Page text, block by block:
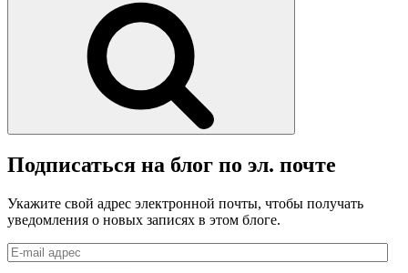
Подписаться на блог по эл. почте
Укажите свой адрес электронной почты, чтобы получать
уведомления о новых записях в этом блоге.
E-
mail